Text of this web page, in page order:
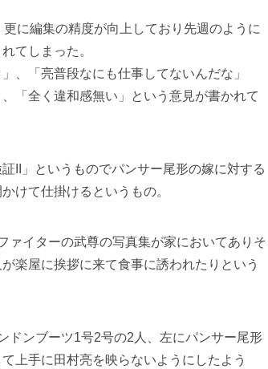
に編集の精度が向上しており先週のように
てしまった。
、「亮普段なにも仕事してないんだな」
「全く違和感無い」という意見が書かれて
II」というものでパンサー尾形の嫁に対する
けて仕掛けるというもの。
ァイターの武尊の写真集が家においてありそ
楽屋に挨拶に来て食事に誘われたりという
ドンブーツ1号2号の2人、左にパンサー尾形
上手に田村亮を映らないようにしたよう